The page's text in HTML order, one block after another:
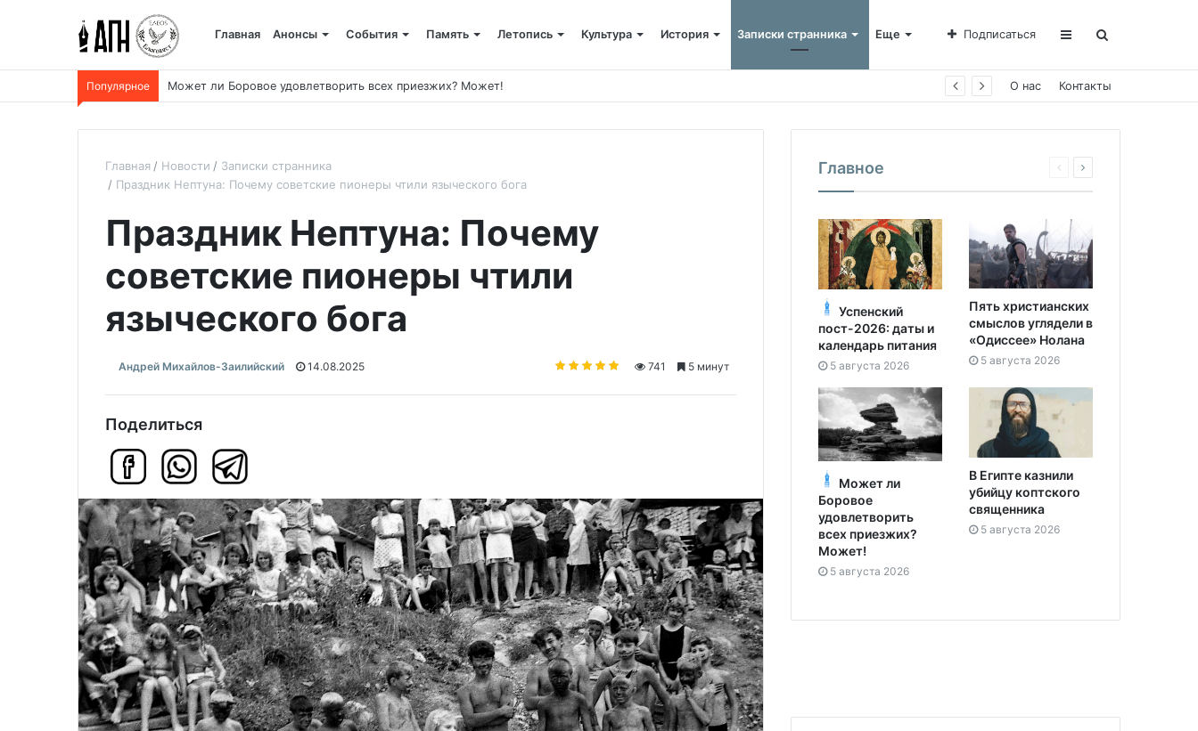
Главная Анонсы События Память Летопись Культура История Записки странника Еще Подписаться
Популярное Может ли Боровое удовлетворить всех приезжих? Может! О нас Контакты
Главная Новости
Записки странника
Праздник Нептуна: Почему советские пионеры чтили языческого бога
Праздник Нептуна: Почему
советские пионеры чтили
языческого бога
Андрей Михайлов-Заилийский 14.08.2025 741 5 минут
Поделиться
Главное
Успенский
пост-2026: даты и
календарь питания
5 августа 2026
Пять христианских
смыслов углядели в
«Одиссее» Нолана
5 августа 2026
Может ли
Боровое
удовлетворить
всех приезжих?
Может!
5 августа 2026
В Египте казнили
убийцу коптского
священника
5 августа 2026